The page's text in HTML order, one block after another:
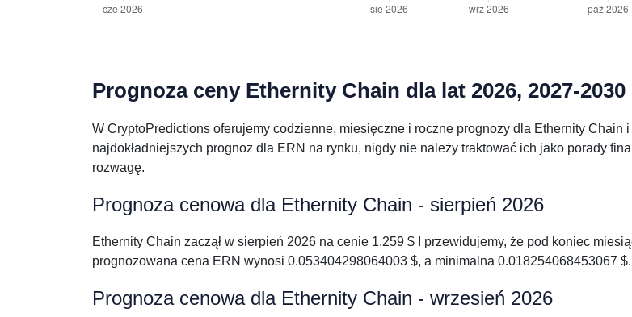
Prognoza ceny Ethernity Chain dla lat 2026, 2027-2030
W CryptoPredictions oferujemy codzienne, miesięczne i roczne prognozy dla Ethernity Chain
najdokładniejszych prognoz dla ERN na rynku, nigdy nie należy traktować ich jako porady
rozwagę.
Prognoza cenowa dla Ethernity Chain - sierpień 2026
Ethernity Chain zaczął w sierpień 2026 na cenie 1.259 $ I przewidujemy, że pod koniec
prognozowana cena ERN wynosi 0.053404298064003 $, a minimalna 0.018254068453067 $.
Prognoza cenowa dla Ethernity Chain - wrzesień 2026